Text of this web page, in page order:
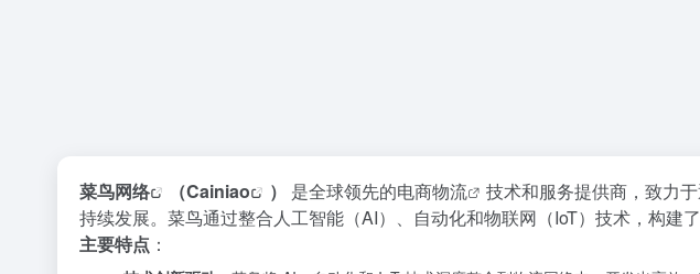
菜鸟网络 （Cainiao ） 是全球领先的电商物流
技术和服务提供商，致力
持续发展。菜鸟通过整合人工智能（AI）、自动化和物联网（IoT）技术，构建
主要特点 ：